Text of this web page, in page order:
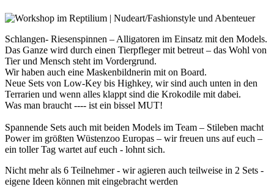
Schlangen- Riesenspinnen – Alligatoren im Einsatz mit den Models.
Das Ganze wird durch einen Tierpfleger mit betreut – das Wohl von
Tier und Mensch steht im Vordergrund.
Wir haben auch eine Maskenbildnerin mit on Board.
Neue Sets von Low-Key bis Highkey, wir sind auch unten in den
Terrarien und wenn alles klappt sind die Krokodile mit dabei.
Was man braucht ---- ist ein bissel MUT!
Spannende Sets auch mit beiden Models im Team – Stileben macht
Power im größten Wüstenzoo Europas – wir freuen uns auf euch –
ein toller Tag wartet auf euch - lohnt sich.
Nicht mehr als 6 Teilnehmer - wir agieren auch teilweise in 2 Sets -
eigene Ideen können mit eingebracht werden